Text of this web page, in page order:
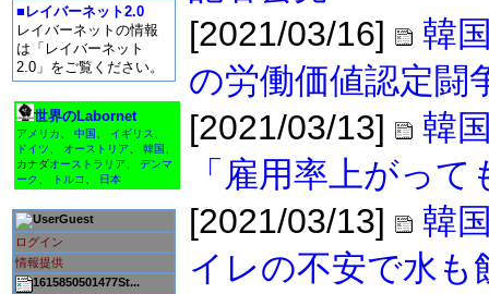
■レイバーネット2.0
レイバーネットの情報
は「レイバーネット
2.0」をご覧ください。
世界のLabornet
アメリカ 中国 イギリス
ドイツ
オーストリア 韓国
カナダオーストラリア
デンマ
ーク
トルコ 日本
Guest
ログイン
情報提供
1615850501477St...
[2021/03/16]
韓
の労働価値認定闘
[2021/03/13]
韓
「雇用率上がっ
[2021/03/13]
韓
イレの不安で水も